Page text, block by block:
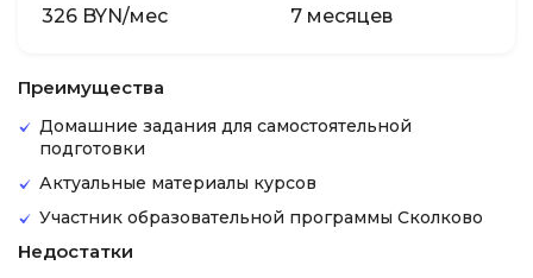
326 BYN/мес 7 месяцев
Преимущества
Домашние задания для самостоятельной
подготовки
Актуальные материалы курсов
Участник образовательной программы Сколково
Недостатки